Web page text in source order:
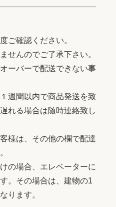
ご確認ください。
せんのでご了承下さい。
ーバーで配送できない事
週間以内で商品発送を致
れる場合は随時連絡致し
様は、その他の欄で配達
の場合、エレベーターに
。その場合は、建物の1
ります。